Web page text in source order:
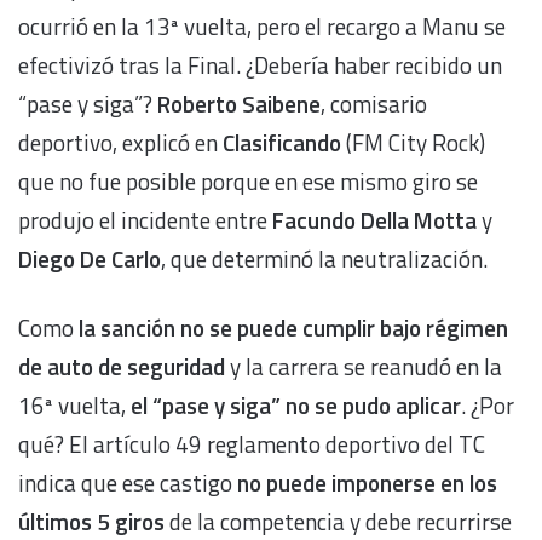
ocurrió en la 13ª vuelta, pero el recargo a Manu se
efectivizó tras la Final. ¿Debería haber recibido un
“pase y siga”? Roberto Saibene, comisario
deportivo, explicó enClasificando(FM City Rock)
que no fue posible porque en ese mismo giro se
produjo el incidente entreFacundo Della Mottay
Diego De Carlo, que determinó la neutralización.
Como la sanción no se puede cumplir bajo régimen
de auto de seguridady la carrera se reanudó en la
16ª vuelta, el “pase y siga” no se pudo aplicar. ¿Por
qué? El artículo 49 reglamento deportivo del TC
indica que ese castigo no puede imponerse en los
últimos 5 girosde la competencia y debe recurrirse